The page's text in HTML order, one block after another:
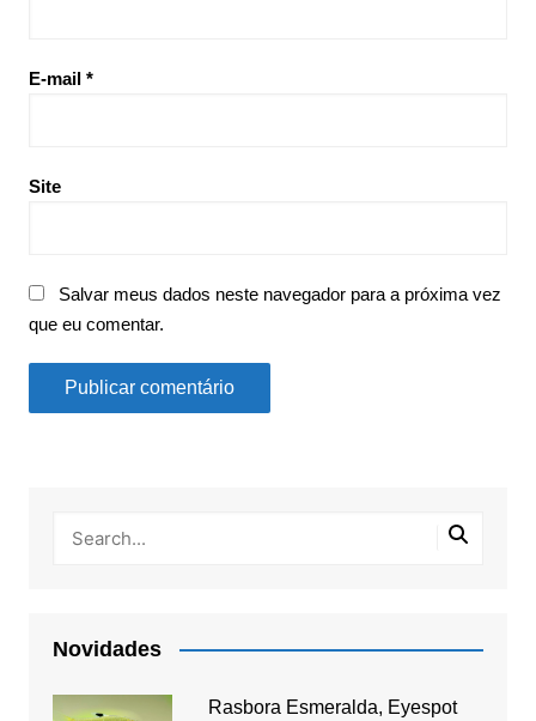
E-mail *
Site
Salvar meus dados neste navegador para a próxima vez
que eu comentar.
Novidades
Rasbora Esmeralda, Eyespot